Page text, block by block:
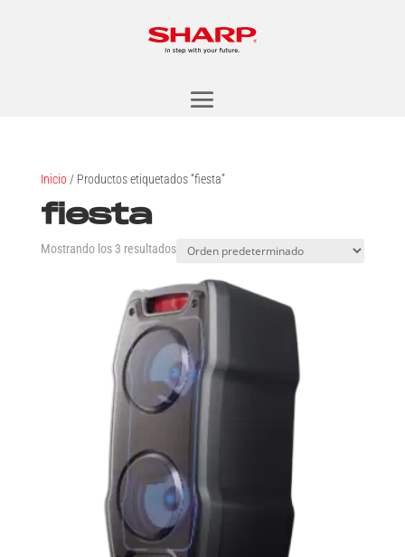
Inicio/ Productos etiquetados “fiesta”
fiesta
Mostrando los 3 resultados